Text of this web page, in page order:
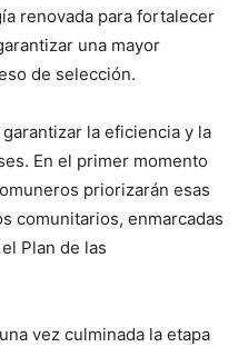
renovada para fortalecer
una mayor
de selección.
la eficiencia y la
En el primer momento
priorizarán esas
comunitarios, enmarcadas
Plan de las
vez culminada la etapa